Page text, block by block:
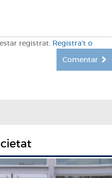
registrat. Registra't o
Comentar